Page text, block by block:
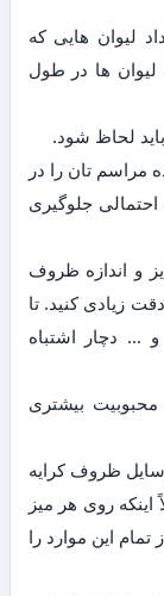
لیوان هایی که
ها در طول
لحاظ شود.
تان را در
جلوگیری
و اندازه ظروف
زیادی کنید. تا
… دچار اشتباه
بیشتری
ظروف کرایه
اینکه روی هر میز
تمام این موارد را